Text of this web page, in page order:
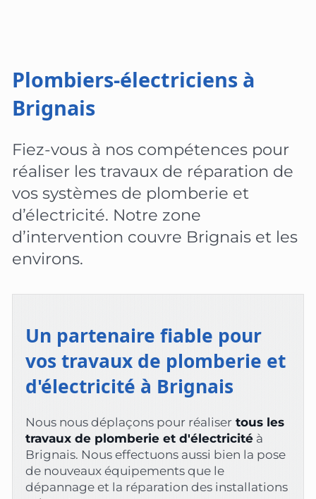
Plombiers-électriciens à
Brignais
Fiez-vous à nos compétences pour
réaliser les travaux de réparation de
vos systèmes de plomberie et
d’électricité. Notre zone
d’intervention couvre Brignais et les
environs.
Un partenaire fiable pour
vos travaux de plomberie et
d'électricité à Brignais
Nous nous déplaçons pour réaliser tous les
travaux de plomberie et d'électricité à
Brignais. Nous effectuons aussi bien la pose
de nouveaux équipements que le
dépannage et la réparation des installations